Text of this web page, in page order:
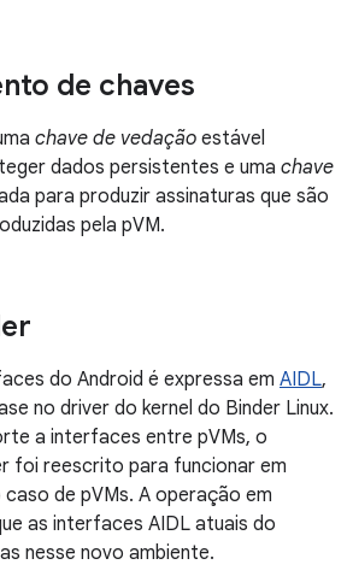
de chaves
chave de vedação estável
dados persistentes e uma chave
para produzir assinaturas que são
pela pVM.
do Android é expressa em AIDL,
no driver do kernel do Binder Linux.
a interfaces entre pVMs, o
foi reescrito para funcionar em
de pVMs. A operação em
as interfaces AIDL atuais do
nesse novo ambiente.